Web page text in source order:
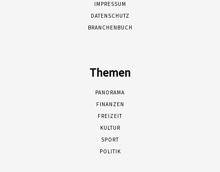
IMPRESSUM
DATENSCHUTZ
BRANCHENBUCH
Themen
PANORAMA
FINANZEN
FREIZEIT
KULTUR
SPORT
POLITIK